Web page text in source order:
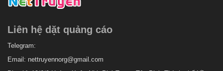
Liên hệ dặt quảng cáo
Telegram:
Email: nettruyennorg@gmail.com